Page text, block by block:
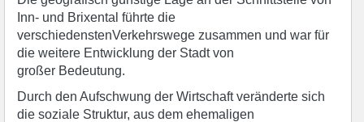
Inn- und Brixental führte die
verschiedenstenVerkehrswege zusammen und war für
die weitere Entwicklung der Stadt von
großer Bedeutung.
Durch den Aufschwung der Wirtschaft veränderte sich
die soziale Struktur, aus dem ehemaligen